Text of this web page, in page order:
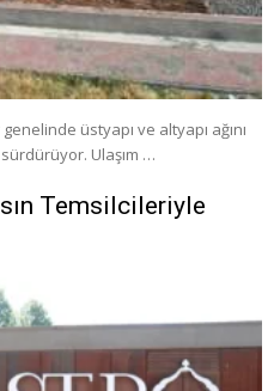
üstyapı ve altyapı ağını
sürdürüyor. Ulaşım …
Temsilcileriyle